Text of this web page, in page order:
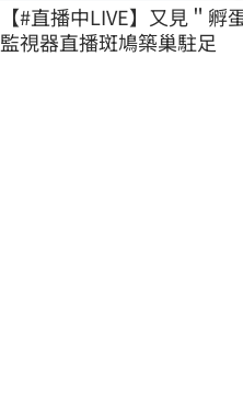
【#直播中LIVE】又見＂孵
監視器直播斑鳩築巢駐足